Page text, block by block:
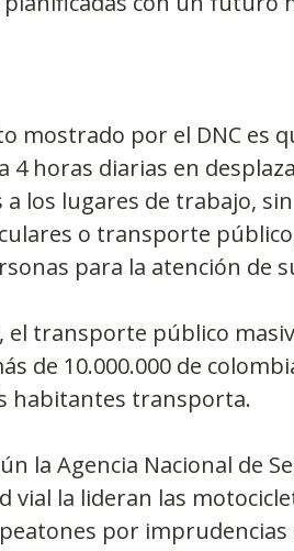
mostrado por el DNC es
4 horas diarias en
a los lugares de trabajo,
o transporte
para la atención de
el transporte público
de 10.000.000 de
habitantes transporta.
la Agencia Nacional de
vial la lideran las
por